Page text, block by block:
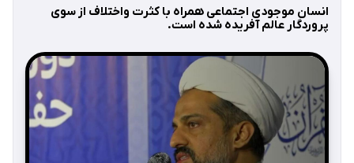
انسان موجودی اجتماعی همراه با کثرت واختلاف از سوی
پروردگار عالم آفریده شده است.